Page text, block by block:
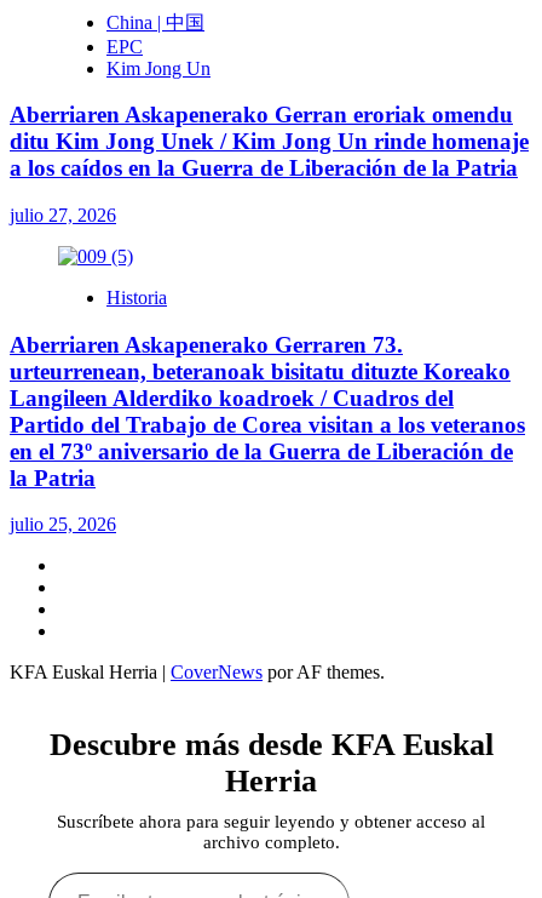
China | 中国
EPC
Kim Jong Un
Aberriaren Askapenerako Gerran eroriak omendu
ditu Kim Jong Unek / Kim Jong Un rinde homenaje
a los caídos en la Guerra de Liberación de la Patria
julio 27, 2026
Historia
Aberriaren Askapenerako Gerraren 73.
urteurrenean, beteranoak bisitatu dituzte Koreako
Langileen Alderdiko koadroek / Cuadros del
Partido del Trabajo de Corea visitan a los veteranos
en el 73º aniversario de la Guerra de Liberación de
la Patria
julio 25, 2026
KFA Euskal Herria | CoverNews por AF themes.
Descubre más desde KFA Euskal
Herria
Suscríbete ahora para seguir leyendo y obtener acceso al
archivo completo.
Escribe